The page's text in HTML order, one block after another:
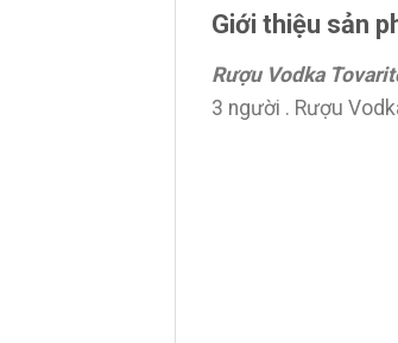
Giới thiệu sản
Rượu Vodka
3 người . Rượu